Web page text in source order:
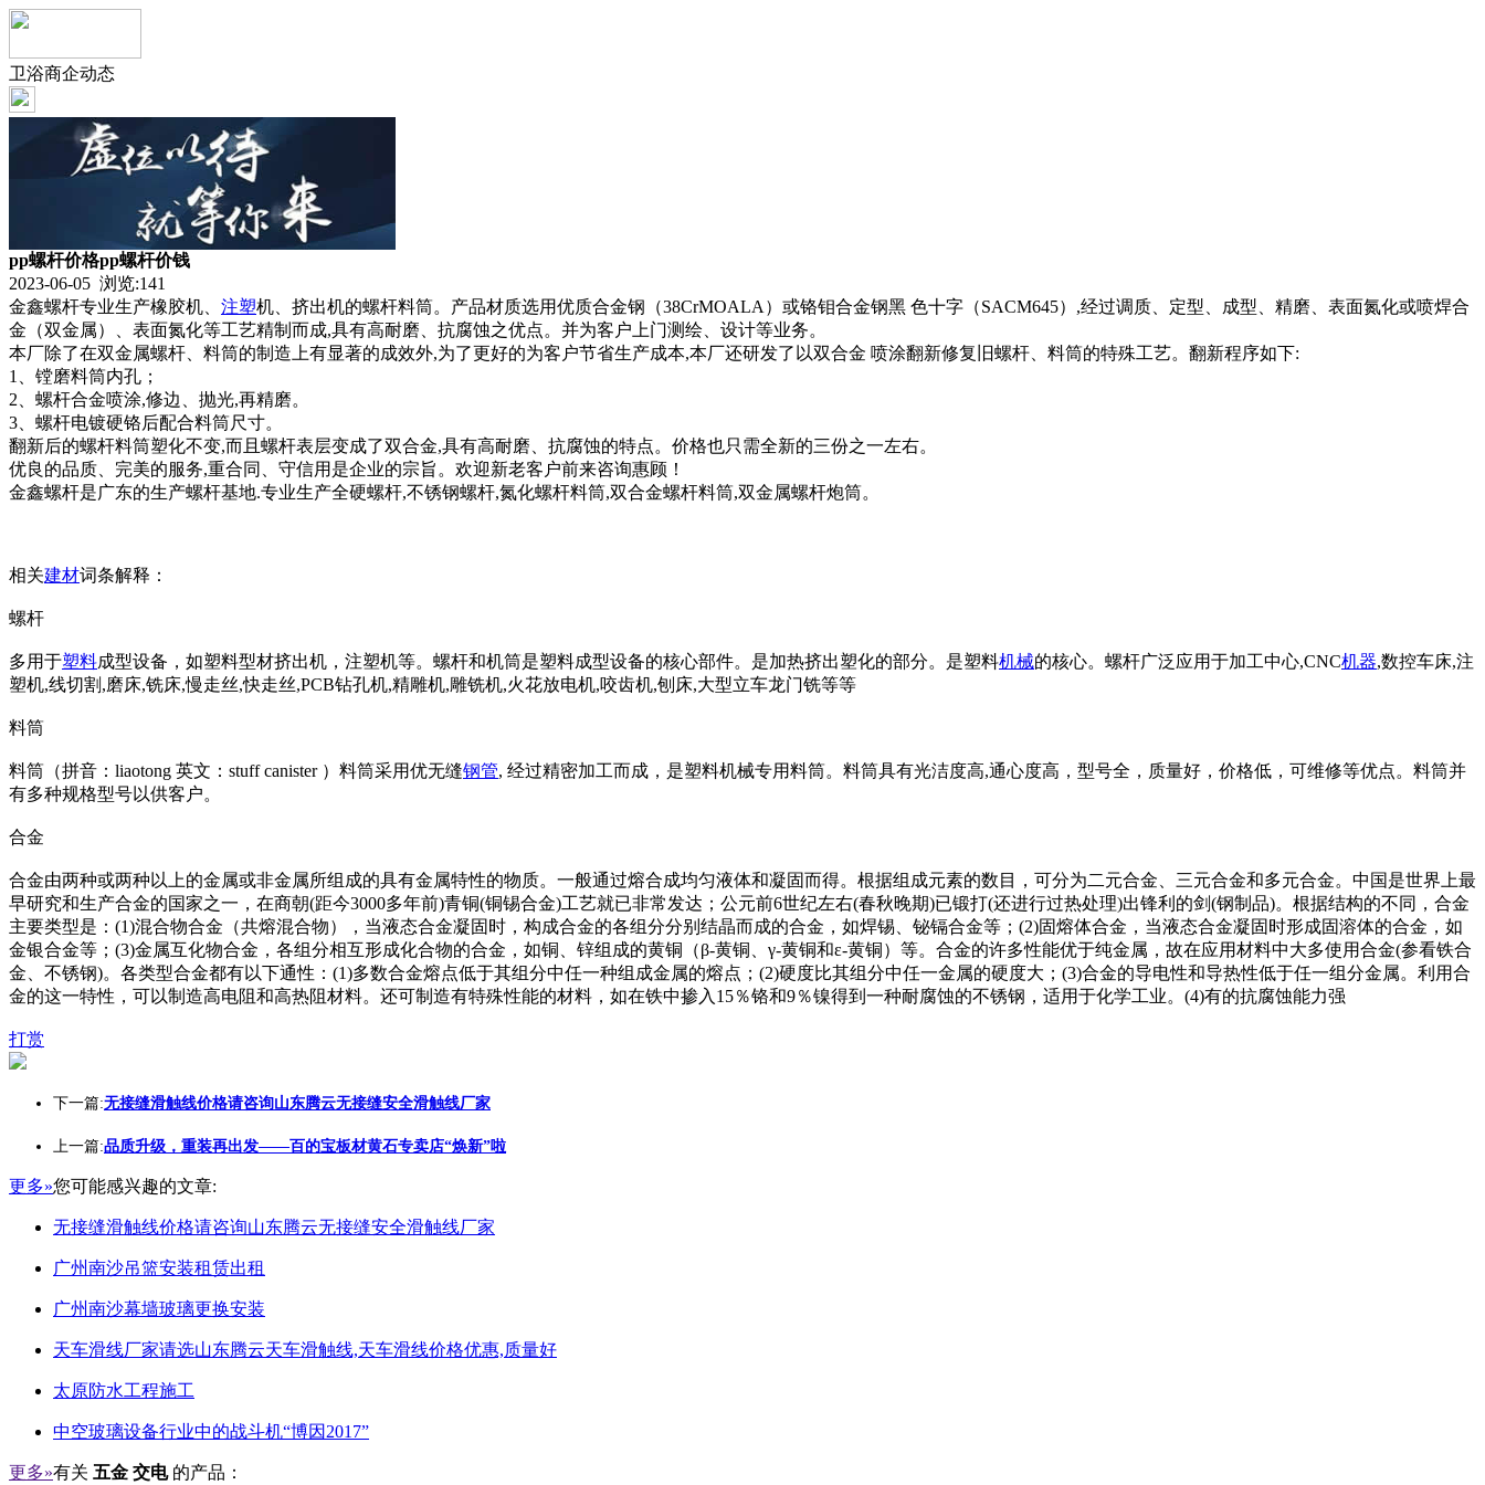
卫浴商企动态
pp螺杆价格pp螺杆价钱
2023-06-05 浏览:141
金鑫螺杆专业生产橡胶机、 注塑机、挤出机的螺杆料筒。产品材质选用优质合金钢（38CrMOALA）或铬钼合金钢黑 色十字（SACM645）,经过调质、定型、成型、精磨、表面氮化或喷焊合
金（双金属）、表面氮化等工艺精制而成,具有高耐磨、抗腐蚀之优点。并为客户上门测绘、设计等业务。
本厂除了在双金属螺杆、料筒的制造上有显著的成效外,为了更好的为客户节省生产成本,本厂还研发了以双合金 喷涂翻新修复旧螺杆、料筒的特殊工艺。翻新程序如下:
1、镗磨料筒内孔；
2、螺杆合金喷涂,修边、抛光,再精磨。
3、螺杆电镀硬铬后配合料筒尺寸。
翻新后的螺杆料筒塑化不变,而且螺杆表层变成了双合金,具有高耐磨、抗腐蚀的特点。价格也只需全新的三份之一左右。
优良的品质、完美的服务,重合同、守信用是企业的宗旨。欢迎新老客户前来咨询惠顾！
金鑫螺杆是广东的生产螺杆基地.专业生产全硬螺杆,不锈钢螺杆,氮化螺杆料筒,双合金螺杆料筒,双金属螺杆炮筒。
相关建材词条解释：
螺杆
多用于塑料成型设备，如塑料型材挤出机，注塑机等。螺杆和机筒是塑料成型设备的核心部件。是加热挤出塑化的部分。是塑料机械的核心。螺杆广泛应用于加工中心,CNC机器,数控车床,注
塑机,线切割,磨床,铣床,慢走丝,快走丝,PCB钻孔机,精雕机,雕铣机,火花放电机,咬齿机,刨床,大型立车龙门铣等等
料筒
料筒（拼音：liaotong 英文：stuff canister ）料筒采用优无缝钢管, 经过精密加工而成，是塑料机械专用料筒。料筒具有光洁度高,通心度高，型号全，质量好，价格低，可维修等优点。料筒并
有多种规格型号以供客户。
合金
合金由两种或两种以上的金属或非金属所组成的具有金属特性的物质。一般通过熔合成均匀液体和凝固而得。根据组成元素的数目，可分为二元合金、三元合金和多元合金。中国是世界上最
早研究和生产合金的国家之一，在商朝(距今3000多年前)青铜(铜锡合金)工艺就已非常发达；公元前6世纪左右(春秋晚期)已锻打(还进行过热处理)出锋利的剑(钢制品)。根据结构的不同，合金
主要类型是：(1)混合物合金（共熔混合物），当液态合金凝固时，构成合金的各组分分别结晶而成的合金，如焊锡、铋镉合金等；(2)固熔体合金，当液态合金凝固时形成固溶体的合金，如
金银合金等；(3)金属互化物合金，各组分相互形成化合物的合金，如铜、锌组成的黄铜（β-黄铜、γ-黄铜和ε-黄铜）等。合金的许多性能优于纯金属，故在应用材料中大多使用合金(参看铁合
金、不锈钢)。各类型合金都有以下通性：(1)多数合金熔点低于其组分中任一种组成金属的熔点；(2)硬度比其组分中任一金属的硬度大；(3)合金的导电性和导热性低于任一组分金属。利用合
金的这一特性，可以制造高电阻和高热阻材料。还可制造有特殊性能的材料，如在铁中掺入15％铬和9％镍得到一种耐腐蚀的不锈钢，适用于化学工业。(4)有的抗腐蚀能力强
打赏
下一篇:无接缝滑触线价格请咨询山东腾云无接缝安全滑触线厂家
上一篇:品质升级，重装再出发——百的宝板材黄石专卖店“焕新”啦
更多»您可能感兴趣的文章:
无接缝滑触线价格请咨询山东腾云无接缝安全滑触线厂家
广州南沙吊篮安装租赁出租
广州南沙幕墙玻璃更换安装
天车滑线厂家请选山东腾云天车滑触线,天车滑线价格优惠,质量好
太原防水工程施工
中空玻璃设备行业中的战斗机“博因2017”
更多»有关 五金 交电 的产品：